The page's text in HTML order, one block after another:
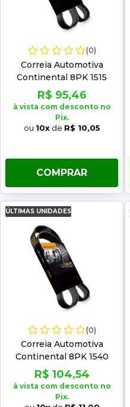
(0)
Correia Automotiva
Continental 8PK 1515
R$ 95,46
à vista com desconto no
Pix.
ou 10xde R$ 10,05
COMPRAR
ÚLTIMAS UNIDADES
(0)
Correia Automotiva
Continental 8PK 1540
R$ 104,54
à vista com desconto no
Pix.